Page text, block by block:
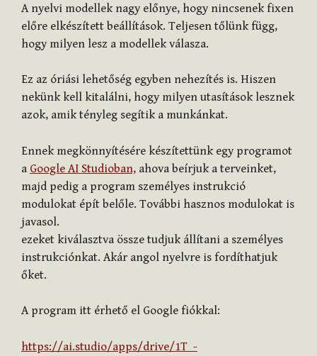
A nyelvi modellek nagy előnye, hogy nincsenek fixen
előre elkészített beállítások. Teljesen tőlünk függ,
hogy milyen lesz a modellek válasza.
Ez az óriási lehetőség egyben nehezítés is. Hiszen
nekünk kell kitalálni, hogy milyen utasítások lesznek
azok, amik tényleg segítik a munkánkat.
Ennek megkönnyítésére készítettünk egy programot
a Google AI Studioban, ahova beírjuk a terveinket,
majd pedig a program személyes instrukció
modulokat épít belőle. További hasznos modulokat is
javasol.
ezeket kiválasztva össze tudjuk állítani a személyes
instrukciónkat. Akár angol nyelvre is fordíthatjuk
őket.
A program itt érhető el Google fiókkal:
https://ai.studio/apps/drive/1T_-